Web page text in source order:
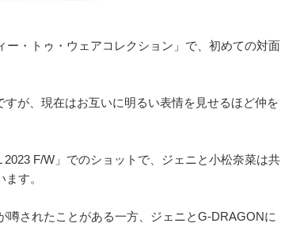
ー・トゥ・ウェアコレクション」で、初めての対面
が、現在はお互いに明るい表情を見せるほど仲を
F/W」でのショットで、ジェニと小松奈菜は共
す。
されたことがある一方、ジェニとG-DRAGONに